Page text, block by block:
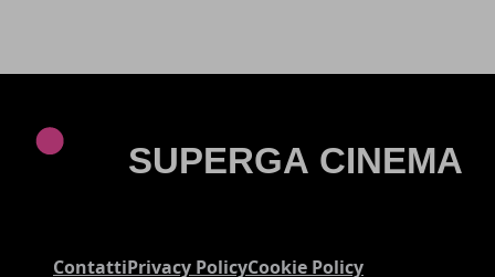
ContattiPrivacy PolicyCookie Policy